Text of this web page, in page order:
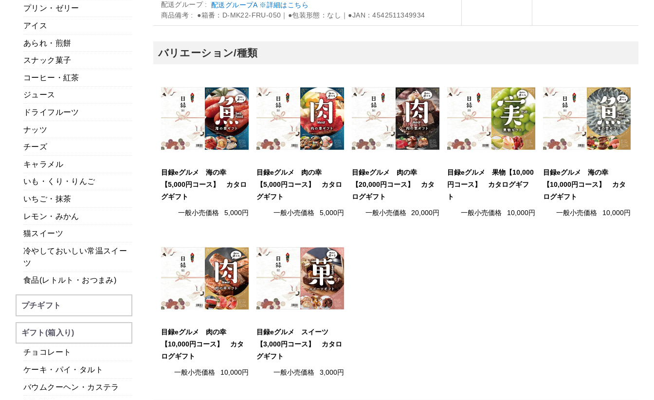
配送グループ
配送グループA ※詳細はこちら
商品備考 ●箱番：D-MK22-FRU-050｜●包装形態：なし｜●JAN：4542511349934
バリエーション/種類
目録eグルメ 海の幸
【5,000円コース】 カタロ
グギフト
一般小売価格 5,000円
目録eグルメ 肉の幸
【5,000円コース】 カタロ
グギフト
一般小売価格 5,000円
目録eグルメ 肉の幸
【20,000円コース】 カタ
ログギフト
一般小売価格 20,000円
目録eグルメ 果物【10,000
円コース】 カタログギフ
ト
一般小売価格 10,000円
目録eグルメ 海の幸
【10,000円コース】 カタ
ログギフト
一般小売価格 10,000円
目録eグルメ 肉の幸
【10,000円コース】 カタ
ログギフト
一般小売価格 10,000円
目録eグルメ スイーツ
【3,000円コース】 カタロ
グギフト
一般小売価格 3,000円
プリン・ゼリー
アイス
あられ・煎餅
スナック菓子
コーヒー・紅茶
ジュース
ドライフルーツ
ナッツ
チーズ
キャラメル
いも・くり・りんご
いちご・抹茶
レモン・みかん
猫スイーツ
冷やしておいしい常温スイー
ツ
食品(レトルト・おつまみ)
プチギフト
ギフト(箱入り)
チョコレート
ケーキ・パイ・タルト
バウムクーヘン・カステラ